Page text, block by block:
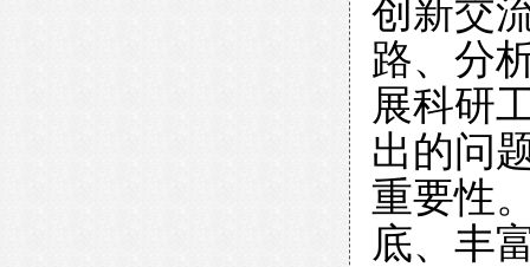
创新交
路、分
展科研
出的问
重要性
底、丰